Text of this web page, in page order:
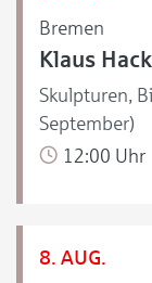
Bremen
Klaus
Skulpturen,
September)
12:00 Uhr
8. AUG.